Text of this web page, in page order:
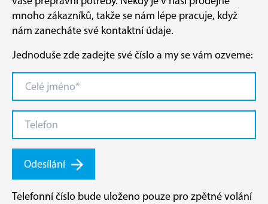
mnoho zákazníků, takže se nám lépe pracuje, když
nám zanecháte své kontaktní údaje.
Jednoduše zde zadejte své číslo a my se vám ozveme:
Odesílání
Telefonní číslo bude uloženo pouze pro zpětné volání